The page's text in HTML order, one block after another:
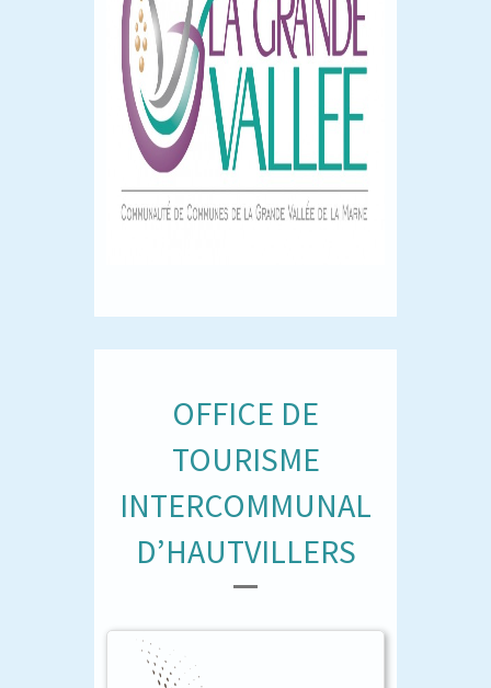
OFFICE DE
TOURISME
INTERCOMMUNAL
D’HAUTVILLERS